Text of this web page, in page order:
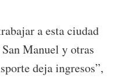
a esta ciudad
Manuel y otras
deja ingresos”,